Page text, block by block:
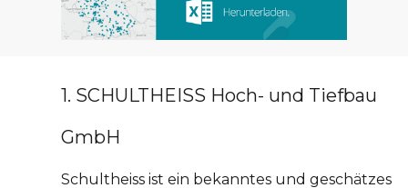
1. SCHULTHEISS Hoch- und Tiefbau
GmbH
Schultheiss ist ein bekanntes und geschätzes